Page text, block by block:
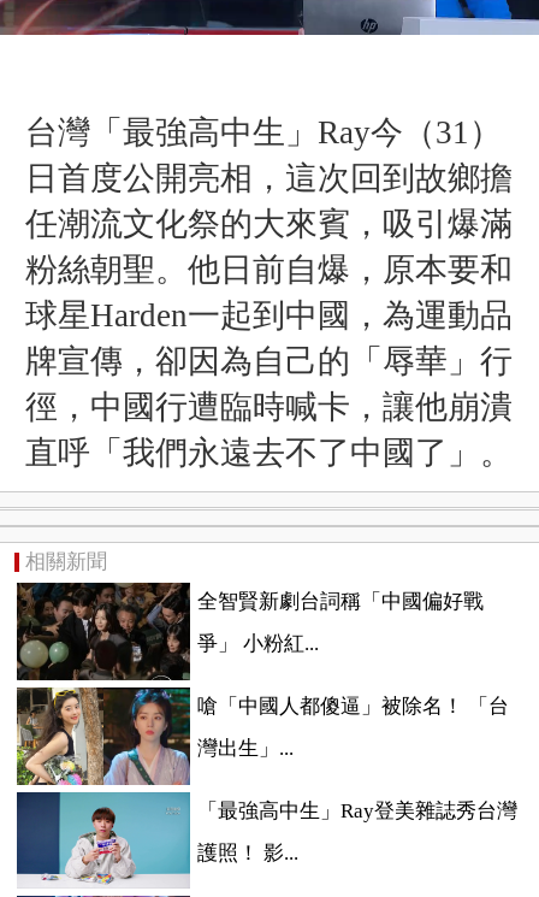
台灣「最強高中生」Ray今（31）
日首度公開亮相，這次回到故鄉擔
任潮流文化祭的大來賓，吸引爆滿
粉絲朝聖。 他日前自爆，原本要和
球星Harden一起到中國，為運動品
牌宣傳，卻因為自己的「辱華」行
徑，中國行遭臨時喊卡，讓他崩潰
直呼「 我們永遠去不了中國了 」。
相關新聞
全智賢新劇台詞稱「中國偏好戰
爭」 小粉紅...
嗆「中國人都傻逼」被除名！ 「台
灣出生」...
「最強高中生」Ray登美雜誌秀台灣
護照！ 影...